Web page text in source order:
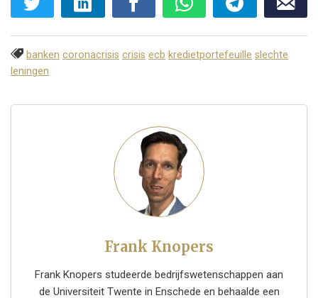
banken coronacrisis crisis ecb kredietportefeuille slechte
leningen
Frank Knopers
Frank Knopers studeerde bedrijfswetenschappen aan
de Universiteit Twente in Enschede en behaalde een